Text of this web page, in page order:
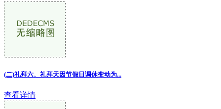
(二)礼拜六、礼拜天因节假日调休变动为...
查看详情